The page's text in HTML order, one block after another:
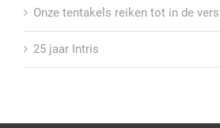
Onze tentakels reiken tot in de
25 jaar Intris